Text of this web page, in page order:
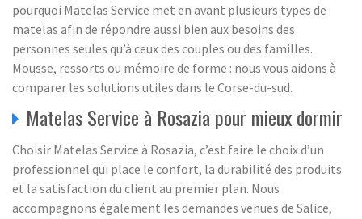
pourquoi Matelas Service met en avant plusieurs types de
matelas afin de répondre aussi bien aux besoins des
personnes seules qu’à ceux des couples ou des familles.
Mousse, ressorts ou mémoire de forme : nous vous aidons à
comparer les solutions utiles dans le Corse-du-sud.
Matelas Service à Rosazia pour mieux dormir
Choisir Matelas Service à Rosazia, c’est faire le choix d’un
professionnel qui place le confort, la durabilité des produits
et la satisfaction du client au premier plan. Nous
accompagnons également les demandes venues de Salice,